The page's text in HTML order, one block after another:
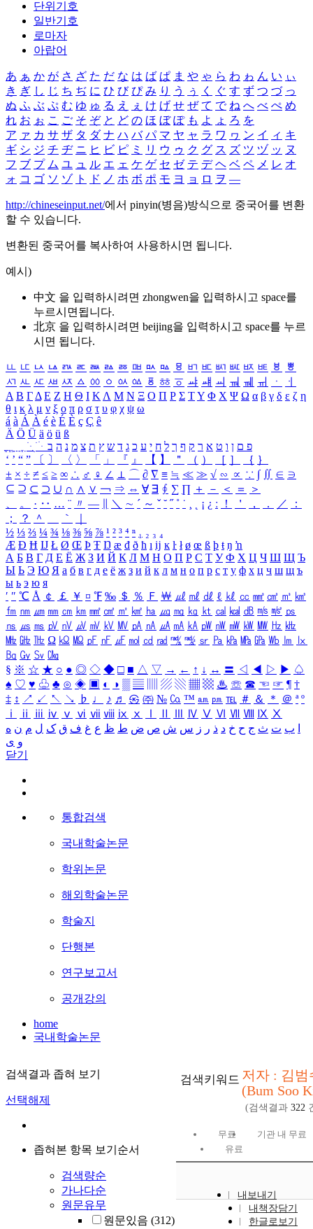
단위기호
일반기호
로마자
아랍어
あ ぁ か が さ ざ た だ な は ば ぱ ま や ゃ ら わ ゎ ん い ぃ
き ぎ し じ ち ぢ に ひ び ぴ み り う ぅ く ぐ す ず つ づ っ
ぬ ふ ぶ ぷ む ゆ ゅ る え ぇ け げ せ ぜ て で ね へ べ ぺ め
れ お ぉ こ ご そ ぞ と ど の ほ ぼ ぽ も よ ょ ろ を
ア ァ カ サ ザ タ ダ ナ ハ バ パ マ ヤ ャ ラ ワ ヮ ン イ ィ キ
ギ シ ジ チ ヂ ニ ヒ ビ ピ ミ リ ウ ゥ ク グ ス ズ ツ ヅ ッ ヌ
フ ブ プ ム ユ ュ ル エ ェ ケ ゲ セ ゼ テ デ ヘ ベ ペ メ レ オ
ォ コ ゴ ソ ゾ ト ド ノ ホ ボ ポ モ ヨ ョ ロ ヲ ―
http://chineseinput.net/에서 pinyin(병음)방식으로 중국어를 변환
할 수 있습니다.
변환된 중국어를 복사하여 사용하시면 됩니다.
예시)
中文 을 입력하시려면 zhongwen을 입력하시고 space를
누르시면됩니다.
北京 을 입력하시려면 beijing을 입력하시고 space를 누르
시면 됩니다.
ㅥ ㅦ ㅧ ㅨ ㅩ ㅪ ㅫ ㅬ ㅭ ㅮ ㅯ ㅰ ㅱ ㅲ ㅳ ㅴ ㅵ ㅶ ㅷ ㅸ
ㅹ
ㅺ ㅻ ㅼ ㅽ ㅾ ㅿ ㆀ ㆁ ㆂ ㆃ ㆄ ㆅ ㆆ ㆇ ㆈ ㆉ ㆊ ㆋ ㆌ ㆍ
ㆎ
Α Β ΓΔ Ε Ζ Η Θ Ι ΚΛ Μ Ν Ξ Ο Π Ρ Σ ΤΥ Φ Χ Ψ Ω α β γ δ ε ζ η
θ ι κ λ μ ν ξ ο π ρ σ τ υ φ χ ψ ω
á à Á À é è É È ç Ç ê
Ä Ö Ü ä ö ü ß
ִֶֹ ֻּ ׁׂ פ ם ן ו ט א ר ק ף ך ל ח י ע כ ג ד ש ץ ת צ מ נ ה ב
‘ ’ “ ” 〔 〕 〈 〉 「 」 『 』 【 】 ＂ （ ） ［ ］ ｛ ｝
± × ÷ ≠ ≤ ≥ ∞ ∴ ♂ ♀ ∠ ⊥ ⌒ ∂ ∇ ≡ ≒ ≪ ≫ √ ∽ ∝ ∵ ∫ ∬ ∈ ∋
⊆ ⊇ ⊂ ⊃ ∪ ∩ ∧ ∨ ￢ ⇒ ⇔ ∀ ∃ ∮ ∑ ∏ ＋ － ＜ ＝
＞
、
。 · ‥ … ¨ 〃 ― ＼ ∼ ´ ～ ˇ ˘ ˝ ˚ ˙ ¸ ¡ ¿ ː ！ ＇ ， ． ／
：
；
？ ＾ ｀
½ ⅓ ⅔ ¼ ¾ ⅛ ⅜ ⅝ ⅞ ¹ ² ³ ⁴ ⁿ ₁ ₂ ₃ ₄
Æ Ð Ħ Ĳ Ł Ø Œ Þ Ŧ Ŋ æ đ ð ħ ı ĳ ĸ ŀ ł ø œ ß þ ŧ ŋ ŉ
А Б В Г Д Е Ё Ж З И Й К Л М Н О П Р С Т У Ф Х Ц Ч Ш Щ Ъ
Ы Ь Э Ю Я а б в г д е ё ж з и й к л м н о п р с т у ф х ц ч ш щ ъ
ы ь э ю я
′ ″ ℃ Å ￠ ￡ ￥ ¤ ℉ ‰ ＄ ％ Ｆ ￦ ㎕ ㎖ ㎗ ℓ ㎘ ㏄ ㎣ ㎤ ㎥ ㎦
㎙ ㎚ ㎛ ㎜ ㎝ ㎞ ㎟ ㎠ ㎡ ㎢ ㏊ ㎍ ㎎ ㎏ ㏏ ㎈ ㎉ ㏈ ㎧ ㎨ ㎰
㎱ ㎲ ㎳ ㎴ ㎵ ㎶ ㎷ ㎸ ㎹ ㎀ ㎁ ㎂ ㎃ ㎄ ㎺ ㎻ ㎽ ㎾ ㎿ ㎐ ㎑
㎒ ㎓ ㎔ Ω ㏀ ㏁ ㎊ ㎋ ㎌ ㏖ ㏅ ㎭ ㎮ ㎯ ㏛ ㎩ ㎪ ㎫ ㎬ ㏝ ㏐
㏓
㏃ ㏉ ㏜ ㏆
§ ※ ☆ ★ ○ ● ◎ ◇ ◆ □ ■ △ ▽ → ← ↑ ↓ ↔ 〓 ◁ ◀ ▷ ▶ ♤
♠ ♡ ♥ ♧ ♣ ⊙ ◈ ▣ ◐ ◑ ▒ ▤ ▨ ▧ ▦ ▩ ♨ ☏ ☎ ☜ ☞ ¶ †
‡ ↕ ↗ ↙ ↖ ↘ ♭ ♩ ♪ ♬ ㉿ ㈜ № ㏇ ™ ㏂ ㏘ ℡ ＃ ＆ ＊ ＠ ª º
ⅰ
ⅱ ⅲ ⅳ ⅴ ⅵ ⅶ ⅷ ⅸ ⅹ Ⅳ Ⅴ Ⅵ Ⅶ Ⅷ Ⅸ Ⅹ
ب ت ث ج ح خ د ذ ر ز س ش ص ض ط ظ ع غ ف ق ک ل م ن ه
و ی
닫기
통합검색
국내학술논문
학위논문
해외학술논문
학술지
단행본
연구보고서
공개강의
home
국내학술논문
검색결과 좁혀 보기
선택해제
좁혀본 항목 보기순서
검색량순
가나다순
원문유무
원문있음 (312)
검색키워드 저자 : 김범
(Bum Soo
(검색결과 322
무료
기관 내 무료
유료
내보내기
내책장담기
한글로보기